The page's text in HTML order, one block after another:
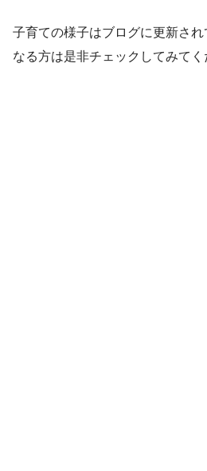
子育ての様子はブログに更新さ
なる方は是非チェックしてみてく